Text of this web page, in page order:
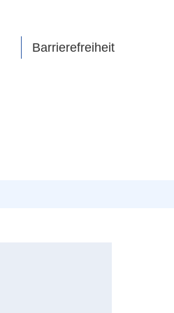
Barrierefreiheit